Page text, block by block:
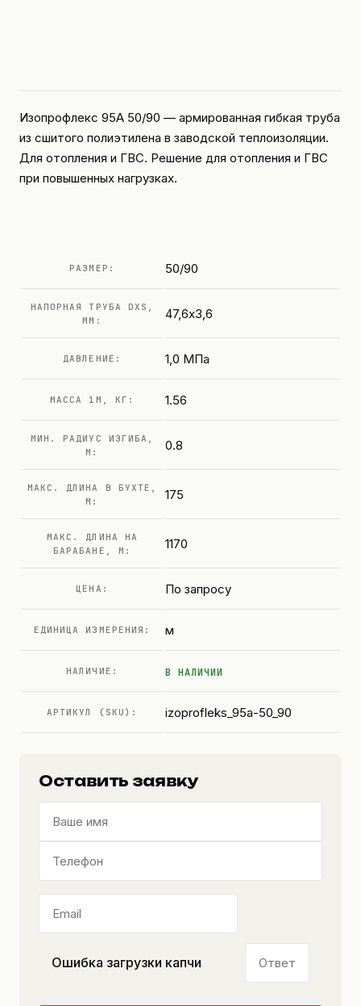
Изопрофлекс 95А 50/90 — армированная гибкая труба
из сшитого полиэтилена в заводской теплоизоляции.
Для отопления и ГВС. Решение для отопления и ГВС
при повышенных нагрузках.
РАЗМЕР: 50/90
НАПОРНАЯ ТРУБА DXS,
ММ:
47,6х3,6
ДАВЛЕНИЕ: 1,0 МПа
МАССА 1М, КГ: 1.56
МИН. РАДИУС ИЗГИБА,
М:
0.8
МАКС. ДЛИНА В БУХТЕ,
М:
175
МАКС. ДЛИНА НА
БАРАБАНЕ, М:
1170
ЦЕНА: По запросу
ЕДИНИЦА ИЗМЕРЕНИЯ: м
НАЛИЧИЕ: В НАЛИЧИИ
АРТИКУЛ (SKU): izoprofleks_95a-50_90
Оставить заявку
Ошибка загрузки капчи